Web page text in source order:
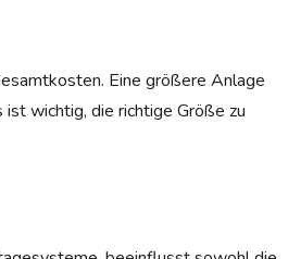
Eine größere Anlage
wichtig, die richtige Größe zu